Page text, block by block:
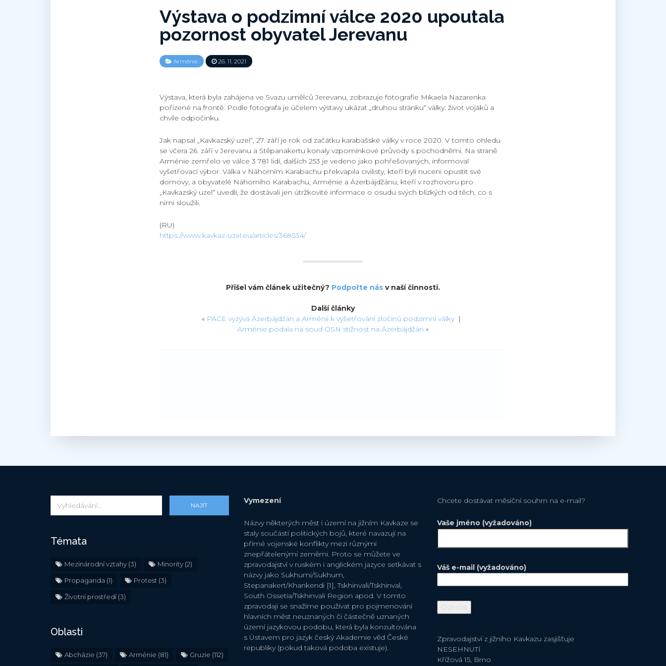
Výstava o podzimní válce 2020 upoutala
pozornost obyvatel Jerevanu
Arménie 26. 11. 2021
Výstava, která byla zahájena ve Svazu umělců Jerevanu, zobrazuje fotografie Mikaela Nazarenka
pořízené na frontě. Podle fotografa je účelem výstavy ukázat „druhou stránku“ války: život vojáků a
chvíle odpočinku.
Jak napsal „Kavkazský uzel“, 27. září je rok od začátku karabašské války v roce 2020. V tomto ohledu
se včera 26. září v Jerevanu a Stěpanakertu konaly vzpomínkové průvody s pochodněmi. Na straně
Arménie zemřelo ve válce 3 781 lidí, dalších 253 je vedeno jako pohřešovaných, informoval
vyšetřovací výbor. Válka v Náhorním Karabachu překvapila civilisty, kteří byli nuceni opustit své
domovy, a obyvatelé Náhorního Karabachu, Arménie a Ázerbájdžánu, kteří v rozhovoru pro
„Kavkazský uzel“ uvedli, že dostávali jen útržkovité informace o osudu svých blízkých od těch, co s
nimi sloužili.
(RU)
https://www.kavkaz-uzel.eu/articles/368534/
Přišel vám článek užitečný? Podpořte nás v naší činnosti.
Další články
« PACE vyzývá Ázerbájdžán a Arménii k vyšetřování zločinů podzimní války|
Arménie podala na soud OSN stížnost na Ázerbájdžán »
NAJÍT
Témata
Mezinárodní vztahy (3) Minority (2)
Propaganda (1) Protest (3)
Životní prostředí(3)
Oblasti
Abcházie (37) Arménie (81) Gruzie (112)
Vymezení
Názvy některých měst i území na jižním Kavkaze se
staly součástí politických bojů, které navazují na
přímé vojenské konflikty mezi různými
znepřátelenými zeměmi. Proto se můžete ve
zpravodajství v ruském i anglickém jazyce setkávat s
názvy jako Sukhumi/Sukhum,
Stepanakert/Khankendi [1], Tskhinvali/Tskhinval,
South Ossetia/Tskhinvali Region apod. V tomto
zpravodaji se snažíme používat pro pojmenování
hlavních měst neuznaných či částečně uznaných
území jazykovou podobu, která byla konzultována
s Ústavem pro jazyk český Akademie věd České
republiky (pokud taková podoba existuje).
Chcete dostávat měsiční souhrn na e-mail?
Vaše jméno (vyžadováno)
Váš e-mail (vyžadováno)
Zpravodajství z jižního Kavkazu zasjišťuje
NESEHNUTÍ
Křížová 15, Brno